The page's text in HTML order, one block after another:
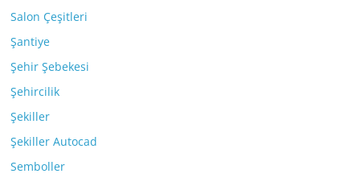
Salon Çeşitleri
Şantiye
Şehir Şebekesi
Şehircilik
Şekiller
Şekiller Autocad
Semboller